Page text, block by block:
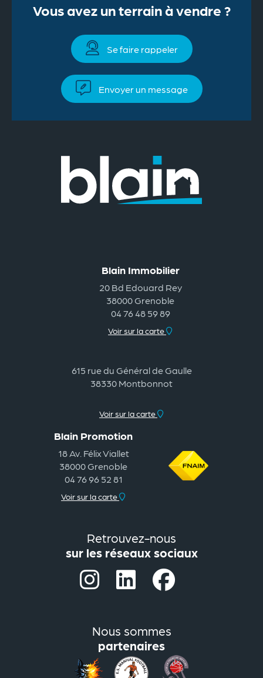
Vous avez un terrain à vendre ?
Se faire rappeler
Envoyer un message
Blain Immobilier
20 Bd Edouard Rey
38000 Grenoble
04 76 48 59 89
Voir sur la carte
615 rue du Général de Gaulle
38330 Montbonnot
Voir sur la carte
Blain Promotion
18 Av. Félix Viallet
38000 Grenoble
04 76 96 52 81
Voir sur la carte
Retrouvez-nous
sur les réseaux sociaux
Nous sommes
partenaires